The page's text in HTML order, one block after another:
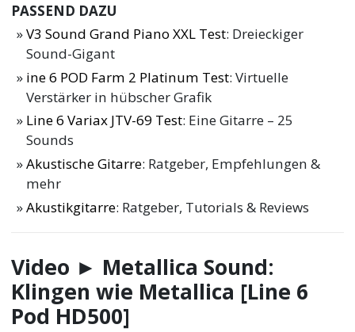
PASSEND DAZU
V3 Sound Grand Piano XXL Test: Dreieckiger
Sound-Gigant
ine 6 POD Farm 2 Platinum Test: Virtuelle
Verstärker in hübscher Grafik
Line 6 Variax JTV-69 Test: Eine Gitarre – 25
Sounds
Akustische Gitarre: Ratgeber, Empfehlungen &
mehr
Akustikgitarre: Ratgeber, Tutorials & Reviews
Video ► Metallica Sound:
Klingen wie Metallica [Line 6
Pod HD500]